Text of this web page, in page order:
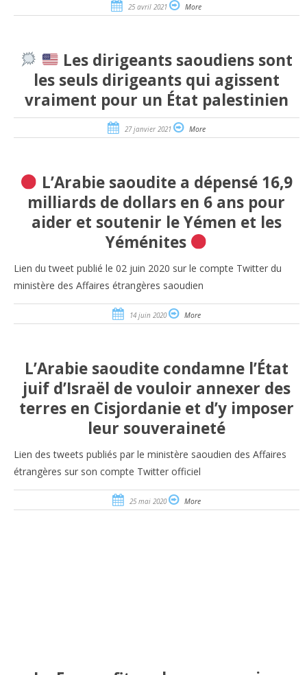
25 avril 2021 More
Les dirigeants saoudiens sont
les seuls dirigeants qui agissent
vraiment pour un État palestinien
27 janvier 2021 More
L’Arabie saoudite a dépensé 16,9
milliards de dollars en 6 ans pour
aider et soutenir le Yémen et les
Yéménites
Lien du tweet publié le 02 juin 2020 sur le compte Twitter du
ministère des Affaires étrangères saoudien
14 juin 2020 More
L’Arabie saoudite condamne l’État
juif d’Israël de vouloir annexer des
terres en Cisjordanie et d’y imposer
leur souveraineté
Lien des tweets publiés par le ministère saoudien des Affaires
étrangères sur son compte Twitter officiel
25 mai 2020 More